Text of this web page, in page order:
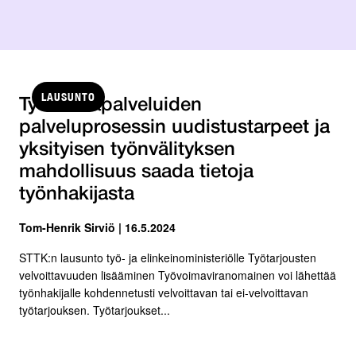
LAUSUNTO
Työvoimapalveluiden
palveluprosessin uudistustarpeet ja
yksityisen työnvälityksen
mahdollisuus saada tietoja
työnhakijasta
Tom-Henrik Sirviö | 16.5.2024
STTK:n lausunto työ- ja elinkeinoministeriölle Työtarjousten
velvoittavuuden lisääminen Työvoimaviranomainen voi lähettää
työnhakijalle kohdennetusti velvoittavan tai ei-velvoittavan
työtarjouksen. Työtarjoukset...